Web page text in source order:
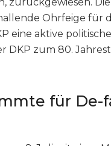
Ohrfeige
eine aktive
DKP zum 80.
für De-